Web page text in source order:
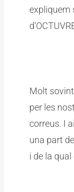
expliquem
Molt
per les
correus. I
una part
i de la